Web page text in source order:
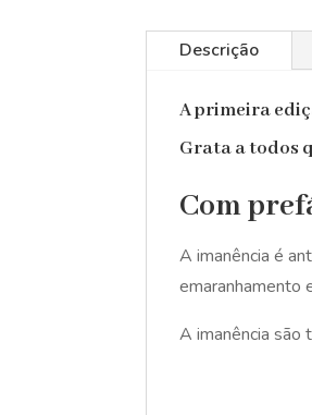
Descrição
A primeira
Grata a todos
Com
A imanência é
emaranhamento
A imanência são